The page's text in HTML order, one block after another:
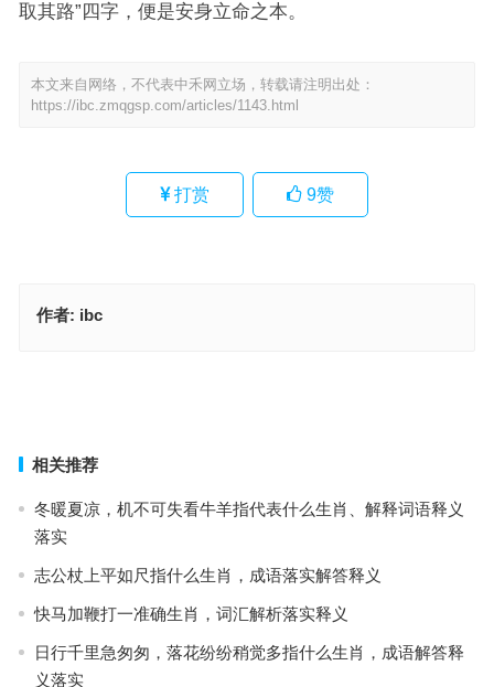
取其路”四字，便是安身立命之本。
本文来自网络，不代表中禾网立场，转载请注明出处：
https://ibc.zmqgsp.com/articles/1143.html
打赏 9赞
作者: ibc
相关推荐
冬暖夏凉，机不可失看牛羊指代表什么生肖、解释词语释义
落实
志公杖上平如尺指什么生肖，成语落实解答释义
快马加鞭打一准确生肖，词汇解析落实释义
日行千里急匆匆，落花纷纷稍觉多指什么生肖，成语解答释
义落实